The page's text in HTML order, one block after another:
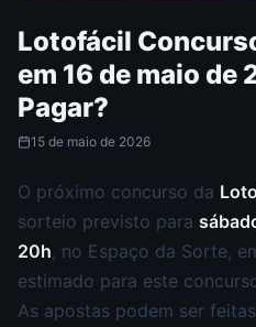
Lotofácil
em 16 de maio de
Pagar?
15 de maio de 2026
O próximo concurso da
sorteio previsto para
20h, no Espaço da Sorte,
estimado para este
As apostas podem ser